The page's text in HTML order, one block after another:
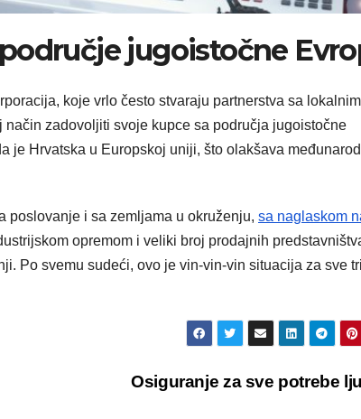
jugoistočne
koje vrlo često stvaraju partnerstva sa lokalnim
zadovoljiti svoje kupce sa područja jugoistočne
je Hrvatska u Europskoj uniji, što olakšava
poslovanje i sa zemljama u okruženju, sa naglaskom
opremom i veliki broj prodajnih
Po svemu sudeći, ovo je vin-vin-vin situacija za sve tri
Osiguranje za sve potrebe